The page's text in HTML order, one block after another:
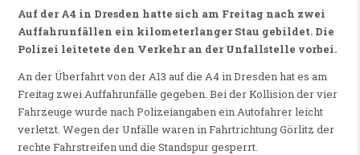
Auf der A4 in Dresden hatte sich am Freitag nach zwei
Auffahrunfällen ein kilometerlanger Stau gebildet. Die
Polizei leitetete den Verkehr an der Unfallstelle vorbei.
An der Überfahrt von der A13 auf die A4 in Dresden hat es am
Freitag zwei Auffahrunfälle gegeben. Bei der Kollision der vier
Fahrzeuge wurde nach Polizeiangaben ein Autofahrer leicht
verletzt. Wegen der Unfälle waren in Fahrtrichtung Görlitz der
rechte Fahrstreifen und die Standspur gesperrt.